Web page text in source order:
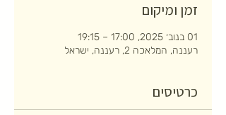
זמן ומיקום
01 בנוב׳ 2025, 17:00 – 19:15
רעננה, המלאכה 2, רעננה, ישראל
כרטיסים